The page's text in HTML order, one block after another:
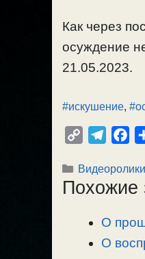
Как через
осуждение
21.05.2023.
#искушение,
p
y
l
e
r
a
c
e
o
o
Рубрики
Похожие
О
О